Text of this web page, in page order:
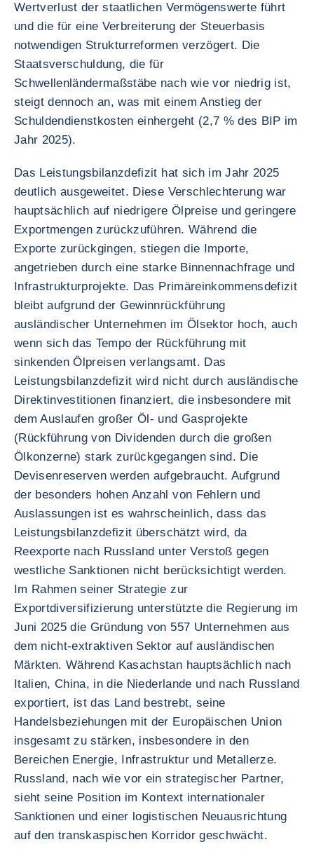
Wertverlust der staatlichen Vermögenswerte führt
und die für eine Verbreiterung der Steuerbasis
notwendigen Strukturreformen verzögert. Die
Staatsverschuldung, die für
Schwellenländermaßstäbe nach wie vor niedrig ist,
steigt dennoch an, was mit einem Anstieg der
Schuldendienstkosten einhergeht (2,7 % des BIP im
Jahr 2025).
Das Leistungsbilanzdefizit hat sich im Jahr 2025
deutlich ausgeweitet. Diese Verschlechterung war
hauptsächlich auf niedrigere Ölpreise und geringere
Exportmengen zurückzuführen. Während die
Exporte zurückgingen, stiegen die Importe,
angetrieben durch eine starke Binnennachfrage und
Infrastrukturprojekte. Das Primäreinkommensdefizit
bleibt aufgrund der Gewinnrückführung
ausländischer Unternehmen im Ölsektor hoch, auch
wenn sich das Tempo der Rückführung mit
sinkenden Ölpreisen verlangsamt. Das
Leistungsbilanzdefizit wird nicht durch ausländische
Direktinvestitionen finanziert, die insbesondere mit
dem Auslaufen großer Öl- und Gasprojekte
(Rückführung von Dividenden durch die großen
Ölkonzerne) stark zurückgegangen sind. Die
Devisenreserven werden aufgebraucht. Aufgrund
der besonders hohen Anzahl von Fehlern und
Auslassungen ist es wahrscheinlich, dass das
Leistungsbilanzdefizit überschätzt wird, da
Reexporte nach Russland unter Verstoß gegen
westliche Sanktionen nicht berücksichtigt werden.
Im Rahmen seiner Strategie zur
Exportdiversifizierung unterstützte die Regierung im
Juni 2025 die Gründung von 557 Unternehmen aus
dem nicht-extraktiven Sektor auf ausländischen
Märkten. Während Kasachstan hauptsächlich nach
Italien, China, in die Niederlande und nach Russland
exportiert, ist das Land bestrebt, seine
Handelsbeziehungen mit der Europäischen Union
insgesamt zu stärken, insbesondere in den
Bereichen Energie, Infrastruktur und Metallerze.
Russland, nach wie vor ein strategischer Partner,
sieht seine Position im Kontext internationaler
Sanktionen und einer logistischen Neuausrichtung
auf den transkaspischen Korridor geschwächt.